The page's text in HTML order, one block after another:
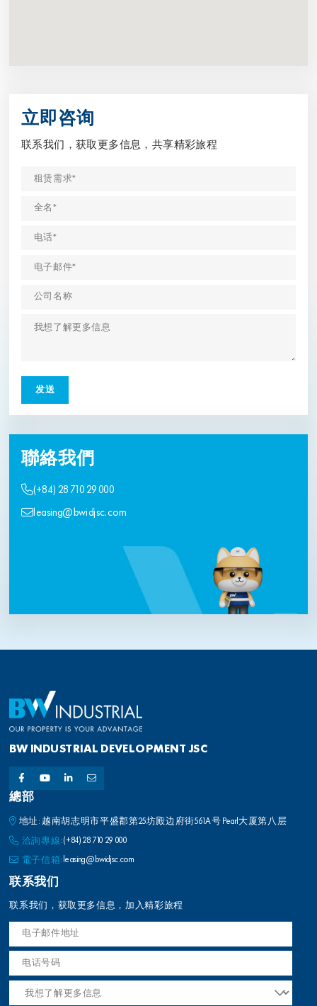
立即咨询
联系我们，获取更多信息，共享精彩旅程
聯絡我們
(+84) 28 710 29 000
leasing@bwidjsc.com
BW INDUSTRIAL DEVELOPMENT JSC
總部
地址: 越南胡志明市平盛郡第25坊殿边府街561A号 Pearl大厦第八层
洽詢專線:(+84) 28 710 29 000
電子信箱: leasing@bwidjsc.com
联系我们
联系我们，获取更多信息，加入精彩旅程